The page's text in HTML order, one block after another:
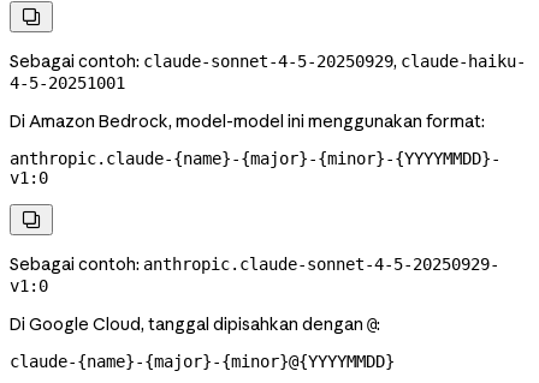

Sebagai contoh: claude-sonnet-4-5-20250929, claude-haiku-
4-5-20251001
Di Amazon Bedrock, model-model ini menggunakan format:
anthropic.claude-{name}-{major}-{minor}-{YYYYMMDD}-
v1:0

Sebagai contoh: anthropic.claude-sonnet-4-5-20250929-
v1:0
Di Google Cloud, tanggal dipisahkan dengan @:
claude-{name}-{major}-{minor}@{YYYYMMDD}